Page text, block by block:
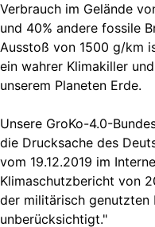
Verbrauch im Gelände
und 40% andere fossile
Ausstoß von 1500 g/km
ein wahrer Klimakiller
unserem Planeten Erde.
Unsere GroKo-4.0-
die Drucksache des
vom 19.12.2019 im
Klimaschutzbericht von
der militärisch genutzten
unberücksichtigt."